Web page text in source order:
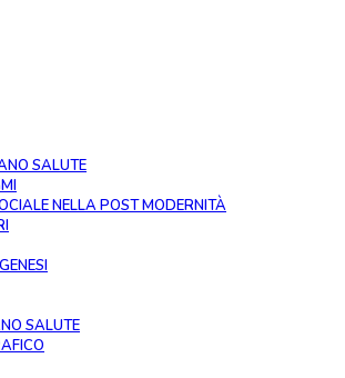
SALUTE
NELLA POST MODERNITÀ
SALUTE